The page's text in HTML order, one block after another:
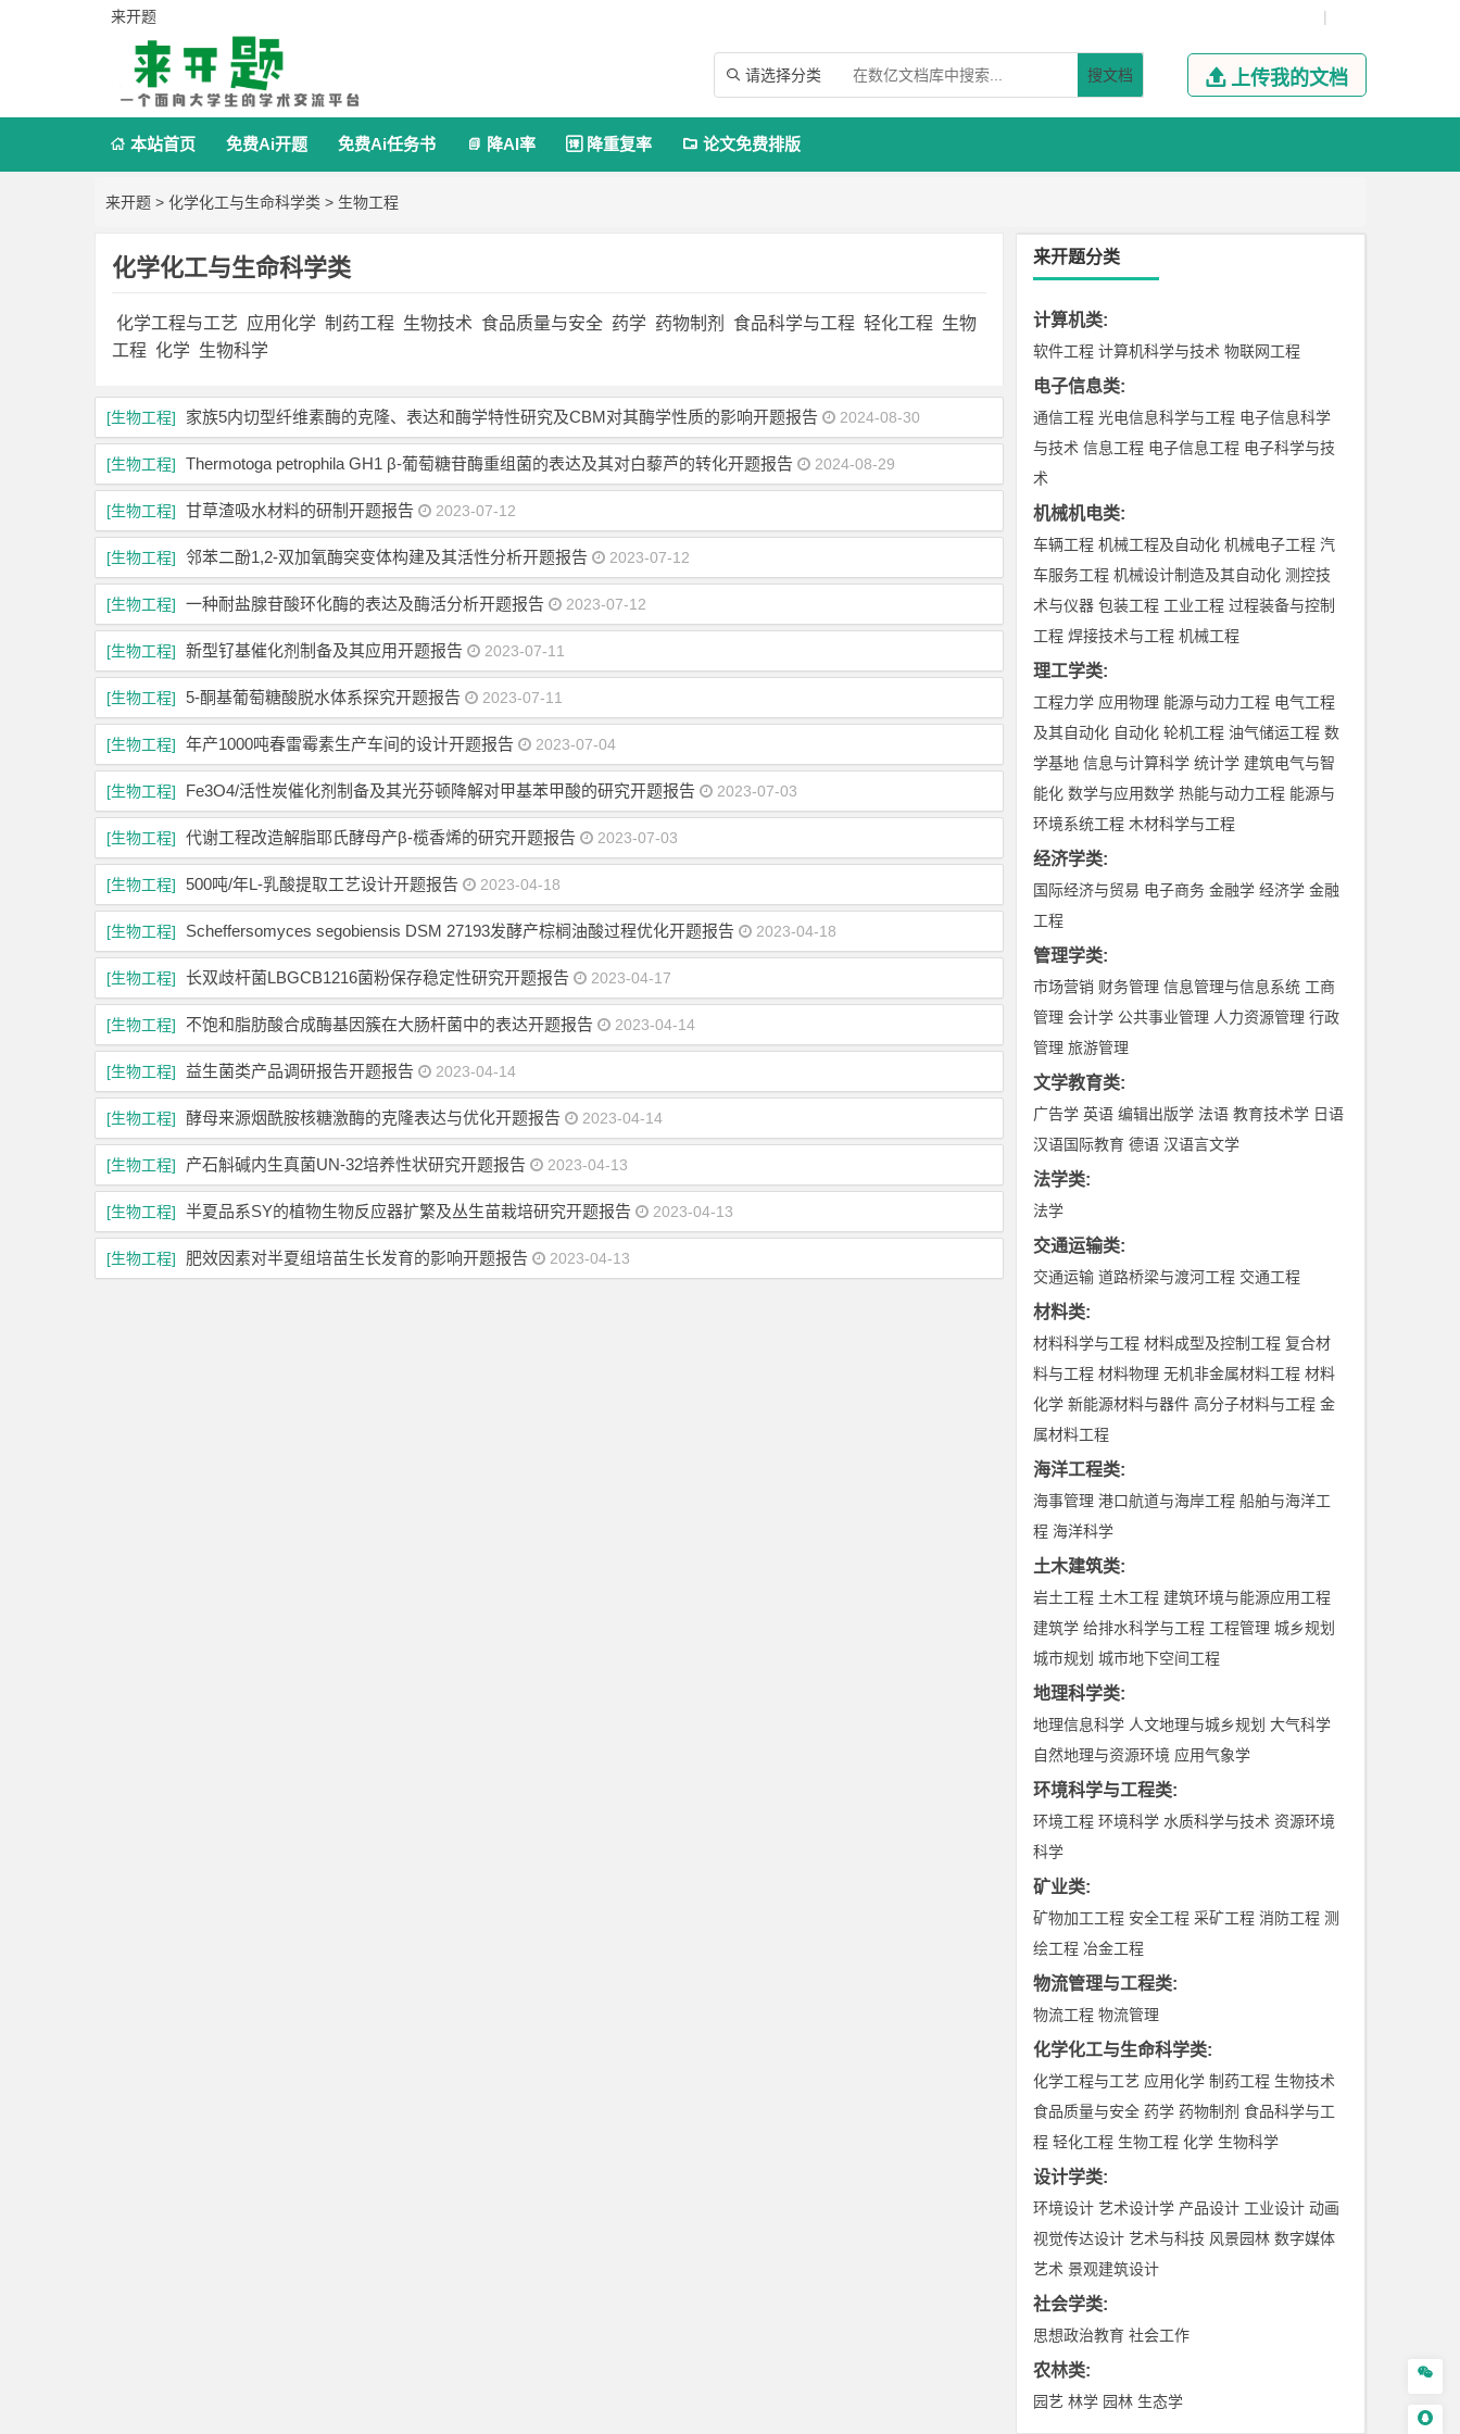
来开题 |
 请选择分类 搜文档  上传我的文档
 本站首页 免费Ai开题 免费Ai任务书  降AI率  降重复率  论文免费排版
来开题 > 化学化工与生命科学类 > 生物工程
化学化工与生命科学类
化学工程与工艺 应用化学 制药工程 生物技术 食品质量与安全 药学 药物制剂 食品科学与工程 轻化工程 生物
工程 化学 生物科学
[生物工程] 家族5内切型纤维素酶的克隆、表达和酶学特性研究及CBM对其酶学性质的影响开题报告 2024-08-30
[生物工程] Thermotoga petrophila GH1 β-葡萄糖苷酶重组菌的表达及其对白藜芦的转化开题报告 2024-08-29
[生物工程] 甘草渣吸水材料的研制开题报告 2023-07-12
[生物工程] 邻苯二酚1,2-双加氧酶突变体构建及其活性分析开题报告 2023-07-12
[生物工程] 一种耐盐腺苷酸环化酶的表达及酶活分析开题报告 2023-07-12
[生物工程] 新型钌基催化剂制备及其应用开题报告 2023-07-11
[生物工程] 5-酮基葡萄糖酸脱水体系探究开题报告 2023-07-11
[生物工程] 年产1000吨春雷霉素生产车间的设计开题报告 2023-07-04
[生物工程] Fe3O4/活性炭催化剂制备及其光芬顿降解对甲基苯甲酸的研究开题报告 2023-07-03
[生物工程] 代谢工程改造解脂耶氏酵母产β-榄香烯的研究开题报告 2023-07-03
[生物工程] 500吨/年L-乳酸提取工艺设计开题报告 2023-04-18
[生物工程] Scheffersomyces segobiensis DSM 27193发酵产棕榈油酸过程优化开题报告 2023-04-18
[生物工程] 长双歧杆菌LBGCB1216菌粉保存稳定性研究开题报告 2023-04-17
[生物工程] 不饱和脂肪酸合成酶基因簇在大肠杆菌中的表达开题报告 2023-04-14
[生物工程] 益生菌类产品调研报告开题报告 2023-04-14
[生物工程] 酵母来源烟酰胺核糖激酶的克隆表达与优化开题报告 2023-04-14
[生物工程] 产石斛碱内生真菌UN-32培养性状研究开题报告 2023-04-13
[生物工程] 半夏品系SY的植物生物反应器扩繁及丛生苗栽培研究开题报告 2023-04-13
[生物工程] 肥效因素对半夏组培苗生长发育的影响开题报告 2023-04-13
来开题分类
计算机类:
软件工程 计算机科学与技术 物联网工程
电子信息类:
通信工程 光电信息科学与工程 电子信息科学
与技术 信息工程 电子信息工程 电子科学与技
术
机械机电类:
车辆工程 机械工程及自动化 机械电子工程 汽
车服务工程 机械设计制造及其自动化 测控技
术与仪器 包装工程 工业工程 过程装备与控制
工程 焊接技术与工程 机械工程
理工学类:
工程力学 应用物理 能源与动力工程 电气工程
及其自动化 自动化 轮机工程 油气储运工程 数
学基地 信息与计算科学 统计学 建筑电气与智
能化 数学与应用数学 热能与动力工程 能源与
环境系统工程 木材科学与工程
经济学类:
国际经济与贸易 电子商务 金融学 经济学 金融
工程
管理学类:
市场营销 财务管理 信息管理与信息系统 工商
管理 会计学 公共事业管理 人力资源管理 行政
管理 旅游管理
文学教育类:
广告学 英语 编辑出版学 法语 教育技术学 日语
汉语国际教育 德语 汉语言文学
法学类:
法学
交通运输类:
交通运输 道路桥梁与渡河工程 交通工程
材料类:
材料科学与工程 材料成型及控制工程 复合材
料与工程 材料物理 无机非金属材料工程 材料
化学 新能源材料与器件 高分子材料与工程 金
属材料工程
海洋工程类:
海事管理 港口航道与海岸工程 船舶与海洋工
程 海洋科学
土木建筑类:
岩土工程 土木工程 建筑环境与能源应用工程
建筑学 给排水科学与工程 工程管理 城乡规划
城市规划 城市地下空间工程
地理科学类:
地理信息科学 人文地理与城乡规划 大气科学
自然地理与资源环境 应用气象学
环境科学与工程类:
环境工程 环境科学 水质科学与技术 资源环境
科学
矿业类:
矿物加工工程 安全工程 采矿工程 消防工程 测
绘工程 冶金工程
物流管理与工程类:
物流工程 物流管理
化学化工与生命科学类:
化学工程与工艺 应用化学 制药工程 生物技术
食品质量与安全 药学 药物制剂 食品科学与工
程 轻化工程 生物工程 化学 生物科学
设计学类:
环境设计 艺术设计学 产品设计 工业设计 动画
视觉传达设计 艺术与科技 风景园林 数字媒体
艺术 景观建筑设计
社会学类:
思想政治教育 社会工作
农林类:
园艺 林学 园林 生态学

